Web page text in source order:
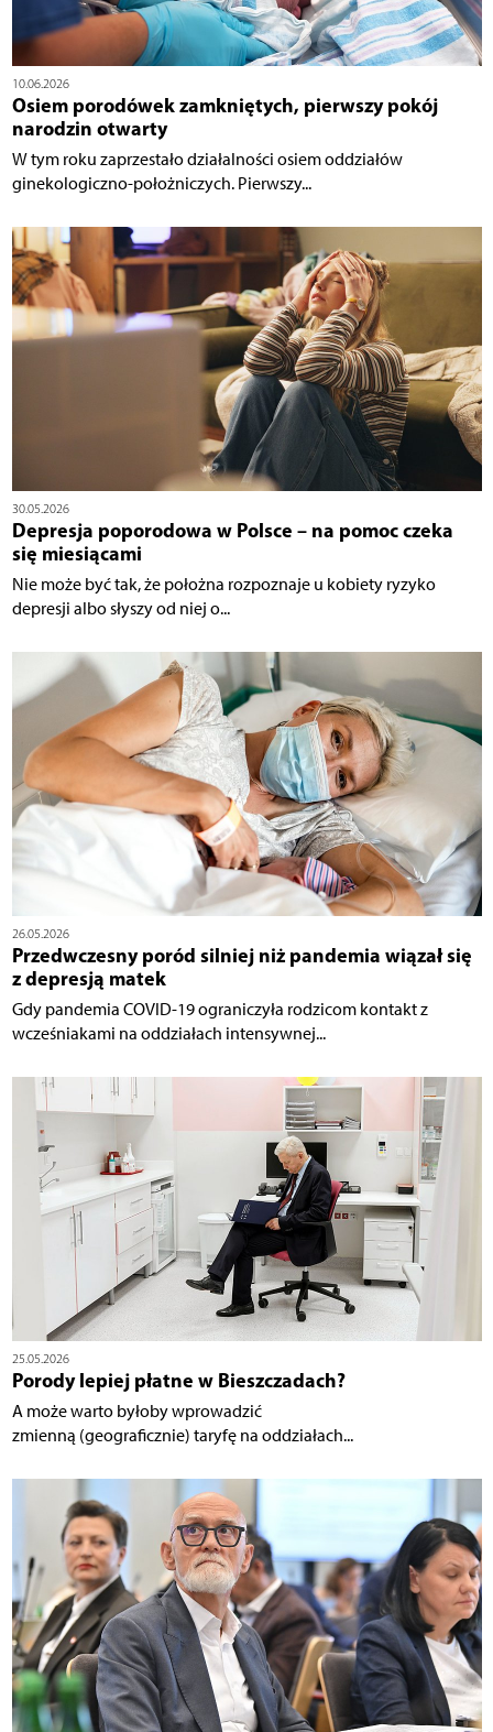
10.06.2026
Osiem porodówek zamkniętych, pierwszy pokój
narodzin otwarty
W tym roku zaprzestało działalności osiem oddziałów
ginekologiczno-położniczych. Pierwszy...
30.05.2026
Depresja poporodowa w Polsce – na pomoc czeka
się miesiącami
Nie może być tak, że położna rozpoznaje u kobiety ryzyko
depresji albo słyszy od niej o...
26.05.2026
Przedwczesny poród silniej niż pandemia wiązał się
z depresją matek
Gdy pandemia COVID-19 ograniczyła rodzicom kontakt z
wcześniakami na oddziałach intensywnej...
25.05.2026
Porody lepiej płatne w Bieszczadach?
A może warto byłoby wprowadzić
zmienną (geograficznie) taryfę na oddziałach...